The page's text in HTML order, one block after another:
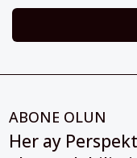
ABONE OLUN
Her ay